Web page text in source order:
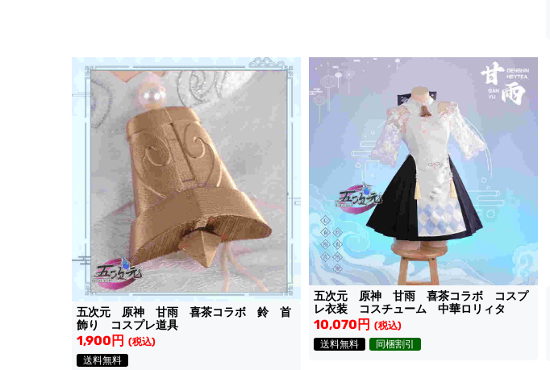
五次元 原神 甘雨 喜茶コラボ 鈴 首
飾り コスプレ道具
1,900円 (税込)
送料無料
五次元 原神 甘雨 喜茶コラボ コスプ
レ衣装 コスチューム 中華ロリィタ
10,070円 (税込)
送料無料
同梱割引